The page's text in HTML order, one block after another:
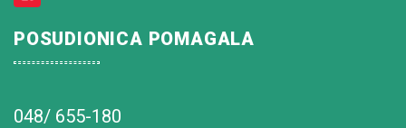
POSUDIONICA POMAGALA
048/ 655-180